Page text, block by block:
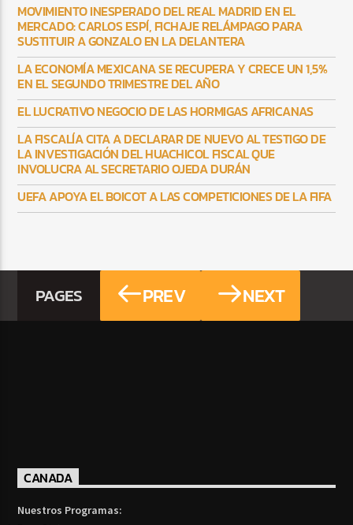
MOVIMIENTO INESPERADO DEL REAL MADRID EN EL
MERCADO: CARLOS ESPÍ, FICHAJE RELÁMPAGO PARA
SUSTITUIR A GONZALO EN LA DELANTERA
LA ECONOMÍA MEXICANA SE RECUPERA Y CRECE UN 1,5%
EN EL SEGUNDO TRIMESTRE DEL AÑO
EL LUCRATIVO NEGOCIO DE LAS HORMIGAS AFRICANAS
LA FISCALÍA CITA A DECLARAR DE NUEVO AL TESTIGO DE
LA INVESTIGACIÓN DEL HUACHICOL FISCAL QUE
INVOLUCRA AL SECRETARIO OJEDA DURÁN
UEFA APOYA EL BOICOT A LAS COMPETICIONES DE LA FIFA
PAGES PREV NEXT
CANADA
Nuestros Programas: